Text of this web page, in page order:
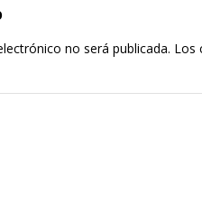
no será publicada. Los